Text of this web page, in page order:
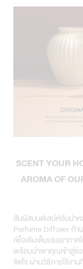
SCENT YOUR
AROMA OF
สัมผัสมนต์เสน่ห์อันน่าห
Perfume Diffuser ก้า
เพื่อเติมเต็มบรรยากา
พร้อมนำพาคุณเข้าสู่ช่ว
จิตใจ ผ่านวิธีการใช้งา